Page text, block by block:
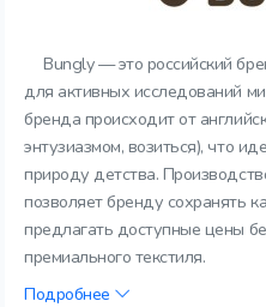
Bungly — это российский
для активных исследований
бренда происходит от
энтузиазмом, возиться), что
природу детства.
позволяет бренду сохранять
предлагать доступные цены
премиального текстиля.
Подробнее